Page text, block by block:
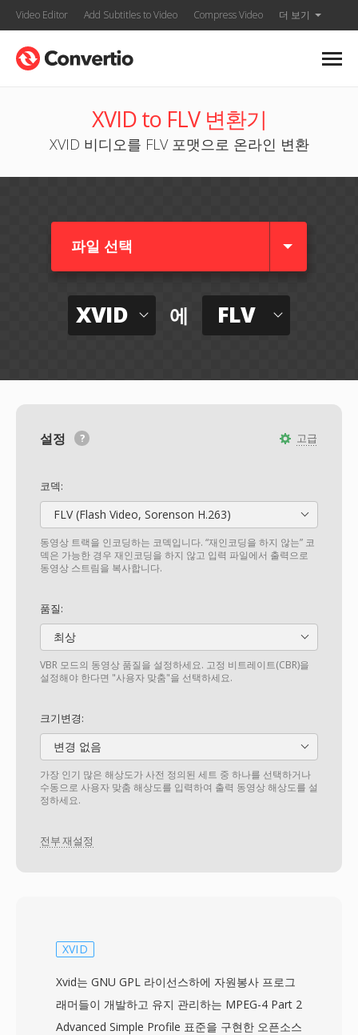
Video Editor Add Subtitles to Video Compress Video 더 보기
XVID to FLV 변환기
XVID 비디오를 FLV 포맷으로 온라인 변환
파일 선택
XVID 에 FLV
고급
설정
코덱:
FLV (Flash Video, Sorenson H.263)
동영상 트랙을 인코딩하는 코덱입니다. “재인코딩을 하지 않는” 코
덱은 가능한 경우 재인코딩을 하지 않고 입력 파일에서 출력으로
동영상 스트림을 복사합니다.
품질:
최상
VBR 모드의 동영상 품질을 설정하세요. 고정 비트레이트(CBR)을
설정해야 한다면 "사용자 맞춤"을 선택하세요.
크기변경:
변경 없음
가장 인기 많은 해상도가 사전 정의된 세트 중 하나를 선택하거나
수동으로 사용자 맞춤 해상도를 입력하여 출력 동영상 해상도를 설
정하세요.
전부 재설정
XVID
Xvid는 GNU GPL 라이선스하에 자원봉사 프로그
래머들이 개발하고 유지 관리하는 MPEG-4 Part 2
Advanced Simple Profile 표준을 구현한 오픈소스